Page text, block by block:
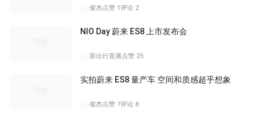
俊杰点赞 1评论 2
NIO Day 蔚来 ES8 上市发布会
新出行直播点赞 25
实拍蔚来 ES8 量产车 空间和质感超乎想象
俊杰点赞 7评论 8